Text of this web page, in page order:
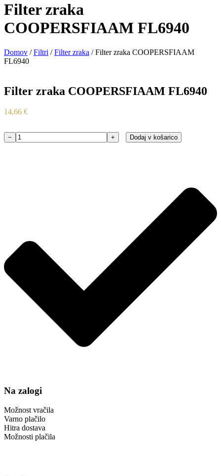
Filter zraka
COOPERSFIAAM FL6940
Domov /Filtri /Filter zraka / Filter zraka COOPERSFIAAM
FL6940
Filter zraka COOPERSFIAAM FL6940
14,66 €
Filter
− + Dodaj v košarico
Na zalogi
Možnost vračila
Varno plačilo
Hitra dostava
Možnosti plačila